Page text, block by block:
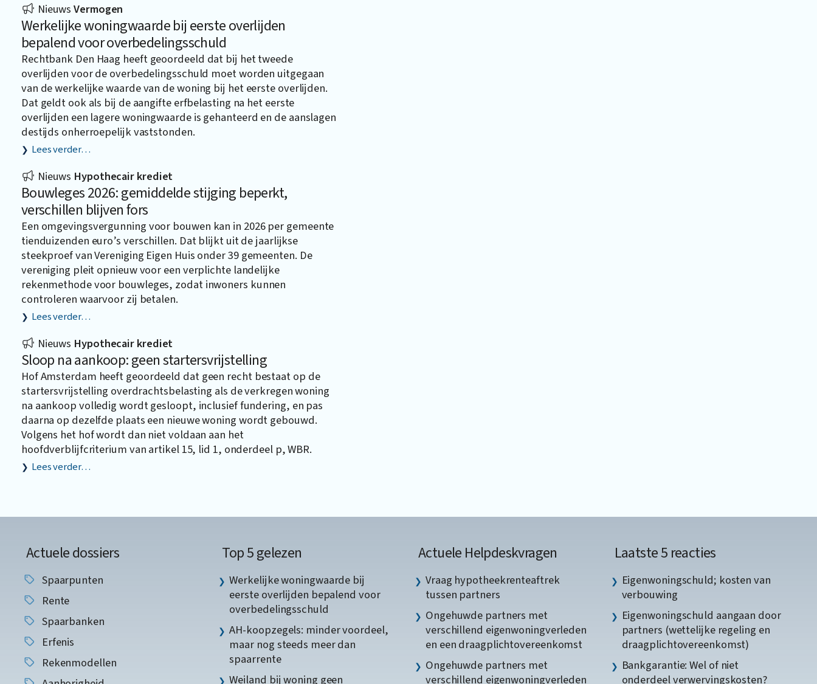
NieuwsVermogen
Werkelijke woningwaarde bij eerste overlijden
bepalend voor overbedelingsschuld
Rechtbank Den Haag heeft geoordeeld dat bij het tweede
overlijden voor de overbedelingsschuld moet worden uitgegaan
van de werkelijke waarde van de woning bij het eerste overlijden.
Dat geldt ook als bij de aangifte erfbelasting na het eerste
overlijden een lagere woningwaarde is gehanteerd en de aanslagen
destijds onherroepelijk vaststonden.
Lees verder…
Nieuws Hypothecair krediet
Bouwleges 2026: gemiddelde stijging beperkt,
verschillen blijven fors
Een omgevingsvergunning voor bouwen kan in 2026 per gemeente
tienduizenden euro’s verschillen. Dat blijkt uit de jaarlijkse
steekproef van Vereniging Eigen Huis onder 39 gemeenten. De
vereniging pleit opnieuw voor een verplichte landelijke
rekenmethode voor bouwleges, zodat inwoners kunnen
controleren waarvoor zij betalen.
Lees verder…
Nieuws Hypothecair krediet
Sloop na aankoop: geen startersvrijstelling
Hof Amsterdam heeft geoordeeld dat geen recht bestaat op de
startersvrijstelling overdrachtsbelasting als de verkregen woning
na aankoop volledig wordt gesloopt, inclusief fundering, en pas
daarna op dezelfde plaats een nieuwe woning wordt gebouwd.
Volgens het hof wordt dan niet voldaan aan het
hoofdverblijfcriterium van artikel 15, lid 1, onderdeel p, WBR.
Lees verder…
Actuele dossiers
Spaarpunten
Rente
Spaarbanken
Erfenis
Rekenmodellen
Top 5 gelezen
Werkelijke woningwaarde bij
eerste overlijden bepalend voor
overbedelingsschuld
AH-koopzegels: minder voordeel,
maar nog steeds meer dan
spaarrente
Weiland bij woning geen
Actuele Helpdeskvragen
Vraag hypotheekrenteaftrek
tussen partners
Ongehuwde partners met
verschillend eigenwoningverleden
en een draagplichtovereenkomst
Ongehuwde partners met
verschillend eigenwoningverleden
Laatste 5 reacties
Eigenwoningschuld; kosten van
verbouwing
Eigenwoningschuld aangaan door
partners (wettelijke regeling en
draagplichtovereenkomst)
Bankgarantie: Wel of niet
onderdeel verwervingskosten?